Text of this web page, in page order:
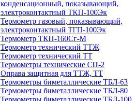
конденсационный, показывающий,
электроконтактный ТКП-100Эк
Термометр газовый, показывающий,
электроконтактный ТГП-100Эк
Термометр ТКП-160Сг-М
Термометр технический ТТЖ
Термометр технический ТТ
Термометры технические СП-2
Оправа защитная для ТТЖ, ТТ
Термометры биметаллические ТБЛ-63
Термометры биметаллические ТБЛ-80
Термометры биметаллические ТБЛ-100